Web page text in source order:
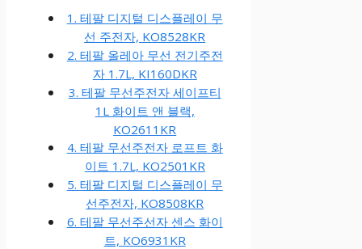
1. 테팔 디지털 디스플레이 무
선 주전자, KO8528KR
2. 테팔 올레아 무선 전기주전
자 1.7L, KI160DKR
3. 테팔 무선주전자 세이프티
1L 화이트 앤 블랙,
KO2611KR
4. 테팔 무선주전자 로프트 화
이트 1.7L, KO2501KR
5. 테팔 디지털 디스플레이 무
선주전자, KO8508KR
6. 테팔 무선주선자 센스 화이
트, KO6931KR